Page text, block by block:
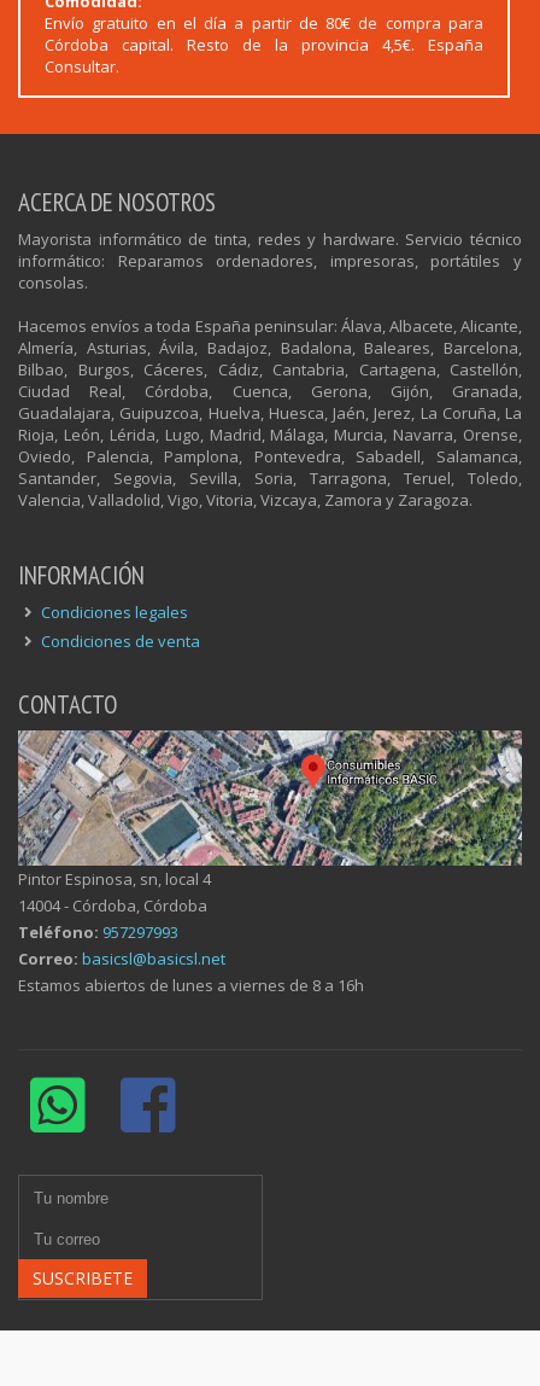
Envío gratuito en el día a partir de 80€ de compra para
Córdoba capital. Resto de la provincia 4,5€. España
Consultar.
ACERCA DE NOSOTROS
Mayorista informático de tinta, redes y hardware. Servicio técnico
informático: Reparamos ordenadores, impresoras, portátiles y
consolas.
Hacemos envíos a toda España peninsular: Álava, Albacete, Alicante,
Almería, Asturias, Ávila, Badajoz, Badalona, Baleares, Barcelona,
Bilbao, Burgos, Cáceres, Cádiz, Cantabria, Cartagena, Castellón,
Ciudad Real, Córdoba, Cuenca, Gerona, Gijón, Granada,
Guadalajara, Guipuzcoa, Huelva, Huesca, Jaén, Jerez, La Coruña, La
Rioja, León, Lérida, Lugo, Madrid, Málaga, Murcia, Navarra, Orense,
Oviedo, Palencia, Pamplona, Pontevedra, Sabadell, Salamanca,
Santander, Segovia, Sevilla, Soria, Tarragona, Teruel, Toledo,
Valencia, Valladolid, Vigo, Vitoria, Vizcaya, Zamora y Zaragoza.
INFORMACIÓN
Condiciones legales
Condiciones de venta
CONTACTO
Pintor Espinosa, sn, local 4
14004 - Córdoba, Córdoba
Teléfono: 957297993
Correo: basicsl@basicsl.net
Estamos abiertos de lunes a viernes de 8 a 16h
SUSCRIBETE